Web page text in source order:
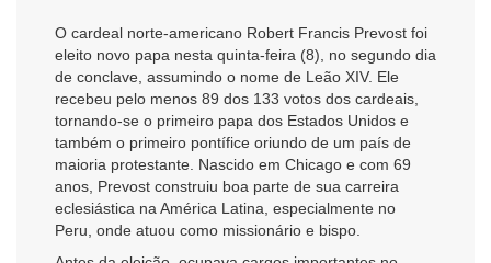
O cardeal norte-americano Robert Francis Prevost foi
eleito novo papa nesta quinta-feira (8), no segundo dia
de conclave, assumindo o nome de Leão XIV. Ele
recebeu pelo menos 89 dos 133 votos dos cardeais,
tornando-se o primeiro papa dos Estados Unidos e
também o primeiro pontífice oriundo de um país de
maioria protestante. Nascido em Chicago e com 69
anos, Prevost construiu boa parte de sua carreira
eclesiástica na América Latina, especialmente no
Peru, onde atuou como missionário e bispo.